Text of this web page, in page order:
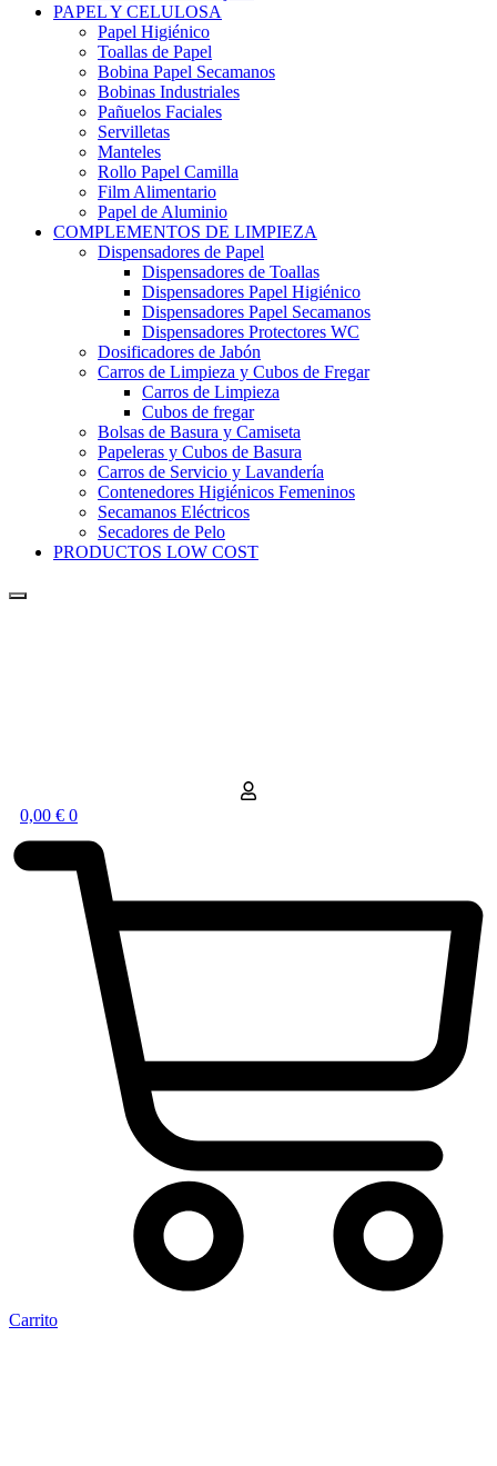
PAPEL Y CELULOSA
Papel Higiénico
Toallas de Papel
Bobina Papel Secamanos
Bobinas Industriales
Pañuelos Faciales
Servilletas
Manteles
Rollo Papel Camilla
Film Alimentario
Papel de Aluminio
COMPLEMENTOS DE LIMPIEZA
Dispensadores de Papel
Dispensadores de Toallas
Dispensadores Papel Higiénico
Dispensadores Papel Secamanos
Dispensadores Protectores WC
Dosificadores de Jabón
Carros de Limpieza y Cubos de Fregar
Carros de Limpieza
Cubos de fregar
Bolsas de Basura y Camiseta
Papeleras y Cubos de Basura
Carros de Servicio y Lavandería
Contenedores Higiénicos Femeninos
Secamanos Eléctricos
Secadores de Pelo
PRODUCTOS LOW COST
0,00 € 0
Carrito